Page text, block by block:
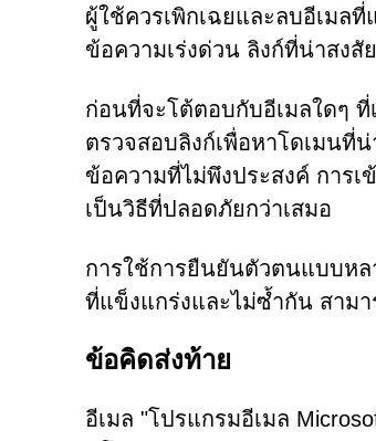
ผู้ใช้ควรเพิกเฉยและลบอีเมล
ข้อความเร่งด่วน ลิงก์ที่น่าสง
ก่อนที่จะโต้ตอบกับอีเมลใดๆ
ตรวจสอบลิงก์เพื่อหาโดเมนที่
ข้อความที่ไม่พึงประสงค์ การ
เป็นวิธีที่ปลอดภัยกว่าเสมอ
การใช้การยืนยันตัวตนแบบห
ที่แข็งแกร่งและไม่ซ้ำกัน สาม
ข้อคิดส่งท้าย
อีเมล "โปรแกรมอีเมล